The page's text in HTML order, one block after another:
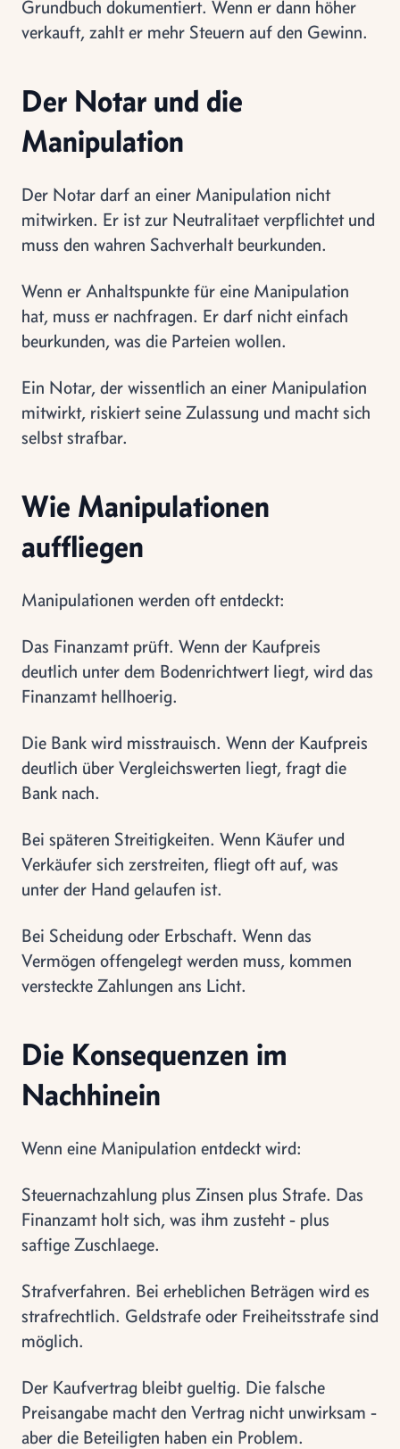
Grundbuch dokumentiert. Wenn er dann höher
verkauft, zahlt er mehr Steuern auf den Gewinn.
Der Notar und die
Manipulation
Der Notar darf an einer Manipulation nicht
mitwirken. Er ist zur Neutralitaet verpflichtet und
muss den wahren Sachverhalt beurkunden.
Wenn er Anhaltspunkte für eine Manipulation
hat, muss er nachfragen. Er darf nicht einfach
beurkunden, was die Parteien wollen.
Ein Notar, der wissentlich an einer Manipulation
mitwirkt, riskiert seine Zulassung und macht sich
selbst strafbar.
Wie Manipulationen
auffliegen
Manipulationen werden oft entdeckt:
Das Finanzamt prüft. Wenn der Kaufpreis
deutlich unter dem Bodenrichtwert liegt, wird das
Finanzamt hellhoerig.
Die Bank wird misstrauisch. Wenn der Kaufpreis
deutlich über Vergleichswerten liegt, fragt die
Bank nach.
Bei späteren Streitigkeiten. Wenn Käufer und
Verkäufer sich zerstreiten, fliegt oft auf, was
unter der Hand gelaufen ist.
Bei Scheidung oder Erbschaft. Wenn das
Vermögen offengelegt werden muss, kommen
versteckte Zahlungen ans Licht.
Die Konsequenzen im
Nachhinein
Wenn eine Manipulation entdeckt wird:
Steuernachzahlung plus Zinsen plus Strafe. Das
Finanzamt holt sich, was ihm zusteht - plus
saftige Zuschlaege.
Strafverfahren. Bei erheblichen Beträgen wird es
strafrechtlich. Geldstrafe oder Freiheitsstrafe sind
möglich.
Der Kaufvertrag bleibt gueltig. Die falsche
Preisangabe macht den Vertrag nicht unwirksam -
aber die Beteiligten haben ein Problem.